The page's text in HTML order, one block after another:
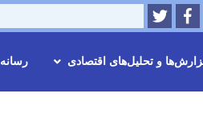
Facebook
Twitter
Search
و تحلیل‌های اقتصادی رسانه